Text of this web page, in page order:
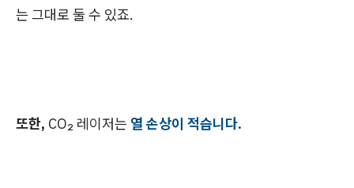
는 그대로 둘 수 있죠.
또한, CO₂ 레이저는 열 손상이 적습니다.